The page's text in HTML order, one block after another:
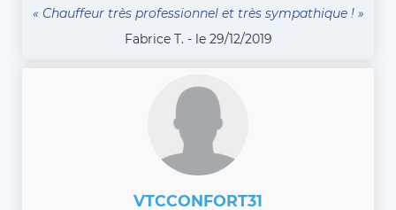
« Chauffeur très professionnel et très sympathique ! »
Fabrice T. - le 29/12/2019
VTCCONFORT31